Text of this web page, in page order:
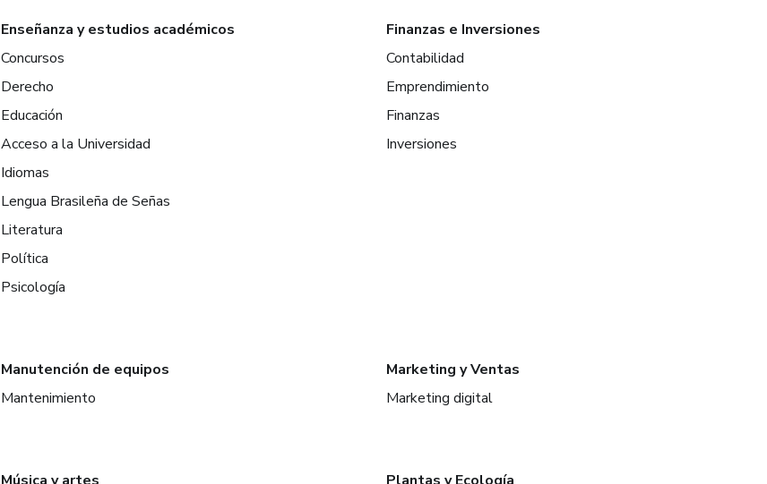
Enseñanza y estudios académicos
Concursos
Derecho
Educación
Acceso a la Universidad
Idiomas
Lengua Brasileña de Señas
Literatura
Política
Psicología
Finanzas e Inversiones
Contabilidad
Emprendimiento
Finanzas
Inversiones
Manutención de equipos
Mantenimiento
Marketing y Ventas
Marketing digital